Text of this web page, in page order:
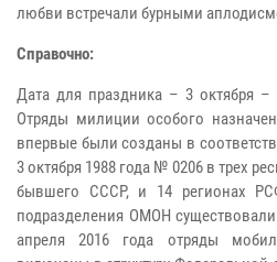
любви встречали бурными
Справочно:
Дата для праздника – 3 октября
Отряды милиции особого
впервые были созданы в
3 октября 1988 года № 0206 в трех
бывшего СССР, и 14 регионах
подразделения ОМОН
апреля 2016 года отряды